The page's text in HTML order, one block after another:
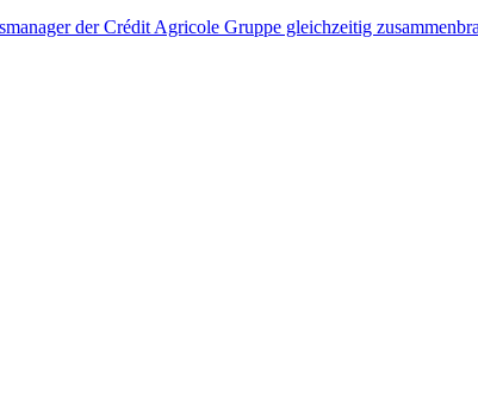
der Crédit Agricole Gruppe gleichzeitig